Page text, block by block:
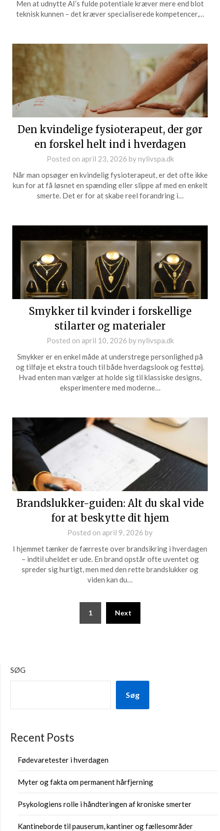
Men at udnytte AI’s fulde potentiale kræver mere end blot
teknisk kunnen – det kræver specialiserede kompetencer,…
Den kvindelige fysioterapeut, der gør
en forskel helt ind i hverdagen
Posted on april 23, 2026 bynylivspa.dk
Når man opsøger en kvindelig fysioterapeut, er det ofte ikke
kun for at få løsnet en spænding eller slippe af med en enkelt
smerte. Det er for at skabe reel forandring i…
Smykker til kvinder i forskellige
stilarter og materialer
Posted on april 10, 2026 bynylivspa.dk
Smykker er en enkel måde at understrege personlighed på
og tilføje et ekstra touch til både hverdagslook og festtøj.
Hvad enten man vælger at holde sig til klassiske designs,
eksperimentere med moderne…
Brandslukker-guiden: Alt du skal vide
for at beskytte dit hjem
Posted on april 9, 2026 by
I hjemmet tænker de færreste over brandsikring i hverdagen
– indtil uheldet er ude. En brand opstår ofte uventet og
spreder sig hurtigt, men med den rette brandslukker og
viden kan du…
1 Next
SØG
Søg
Recent Posts
Fødevaretester i hverdagen
Myter og fakta om permanent hårfjerning
Psykologiens rolle i håndteringen af kroniske smerter
Kantineborde til pauserum, kantiner og fællesområder